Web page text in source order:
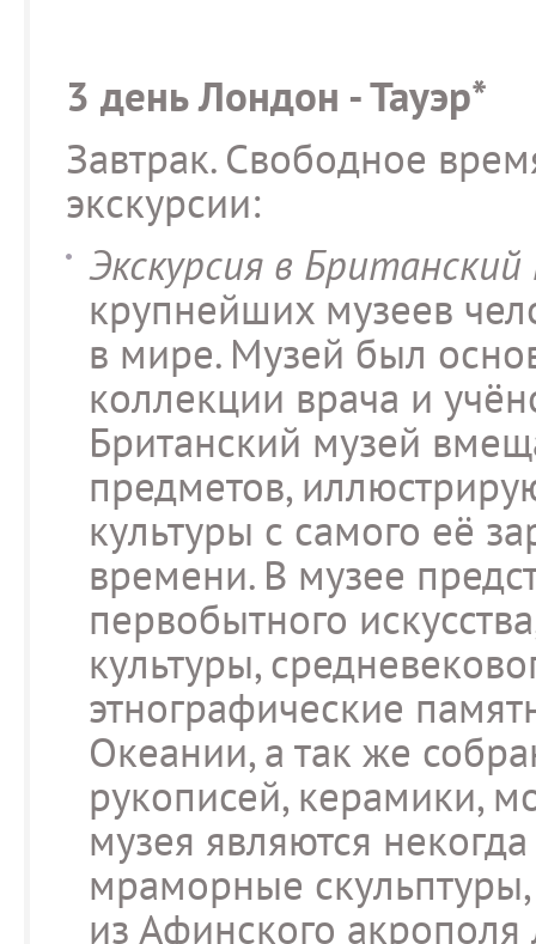
3 день Лондон - Тауэр*
Завтрак. Свободное
экскурсии:
Экскурсия в Британский
крупнейших музеев
в мире. Музей был
коллекции врача и
Британский музей
предметов,
культуры с самого её
времени. В музее
первобытного
культуры,
этнографические
Океании, а так же
рукописей, керамики,
музея являются
мраморные
из Афинского